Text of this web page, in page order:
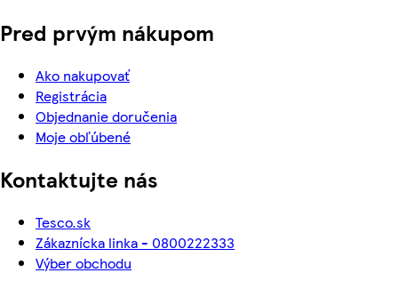
Pred prvým nákupom
Ako nakupovať
Registrácia
Objednanie doručenia
Moje obľúbené
Kontaktujte nás
Tesco.sk
Zákaznícka linka - 0800222333
Výber obchodu